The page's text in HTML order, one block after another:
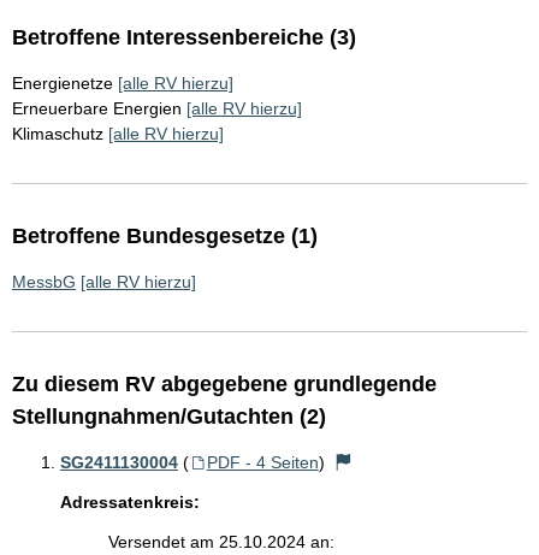
Betroffene Interessenbereiche (3)
Energienetze [alle RV hierzu]
Erneuerbare Energien [alle RV hierzu]
Klimaschutz [alle RV hierzu]
Betroffene Bundesgesetze (1)
MessbG [alle RV hierzu]
Zu diesem RV abgegebene grundlegende
Stellungnahmen/Gutachten (2)
SG2411130004 ( PDF - 4 Seiten)
Adressatenkreis:
Versendet am 25.10.2024 an: